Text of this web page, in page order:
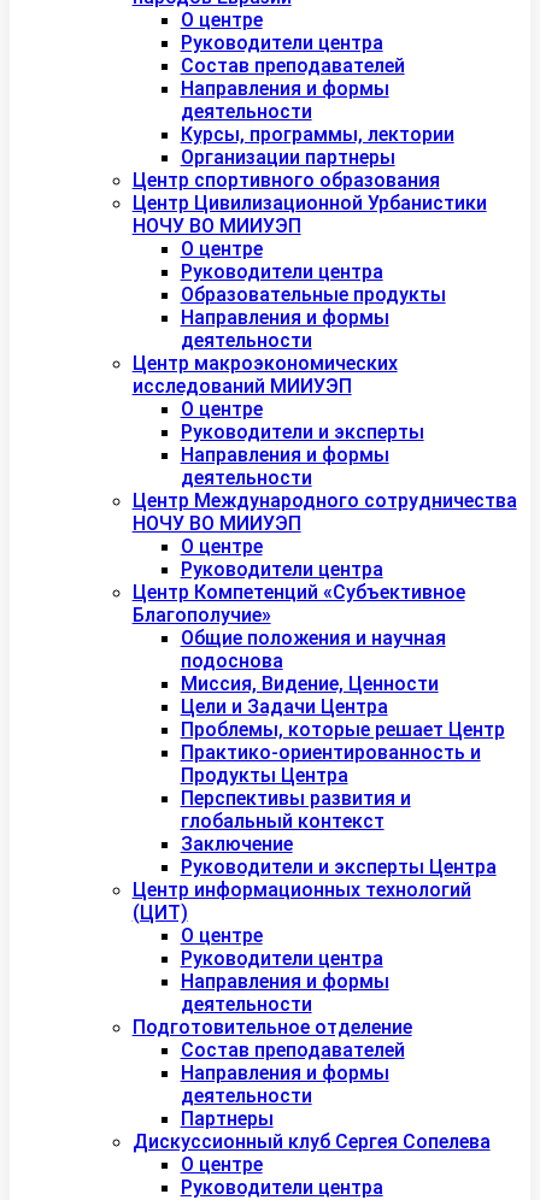
О центре
Руководители центра
Состав преподавателей
Направления и формы
деятельности
Курсы, программы, лектории
Организации партнеры
Центр спортивного образования
Центр Цивилизационной Урбанистики
НОЧУ ВО МИИУЭП
О центре
Руководители центра
Образовательные продукты
Направления и формы
деятельности
Центр макроэкономических
исследований МИИУЭП
О центре
Руководители и эксперты
Направления и формы
деятельности
Центр Международного сотрудничества
НОЧУ ВО МИИУЭП
О центре
Руководители центра
Центр Компетенций «Субъективное
Благополучие»
Общие положения и научная
подоснова
Миссия, Видение, Ценности
Цели и Задачи Центра
Проблемы, которые решает Центр
Практико-ориентированность и
Продукты Центра
Перспективы развития и
глобальный контекст
Заключение
Руководители и эксперты Центра
Центр информационных технологий
(ЦИТ)
О центре
Руководители центра
Направления и формы
деятельности
Подготовительное отделение
Состав преподавателей
Направления и формы
деятельности
Партнеры
Дискуссионный клуб Сергея Сопелева
О центре
Руководители центра